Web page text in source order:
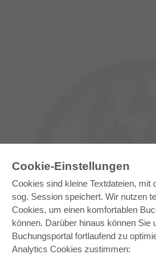
Cookie-Einstellungen
Cookies sind kleine Textdateien, mit
sog. Session speichert. Wir nutzen
Cookies, um einen komfortablen
können. Darüber hinaus können Sie
Buchungsportal fortlaufend zu
Analytics Cookies zustimmen:
E-COLLECTION
Gesamtpaket
Fachbereichspakete
Pick & Choose
Bereitstellung von E-Books
Häufig gestellte Fragen (FAQ)